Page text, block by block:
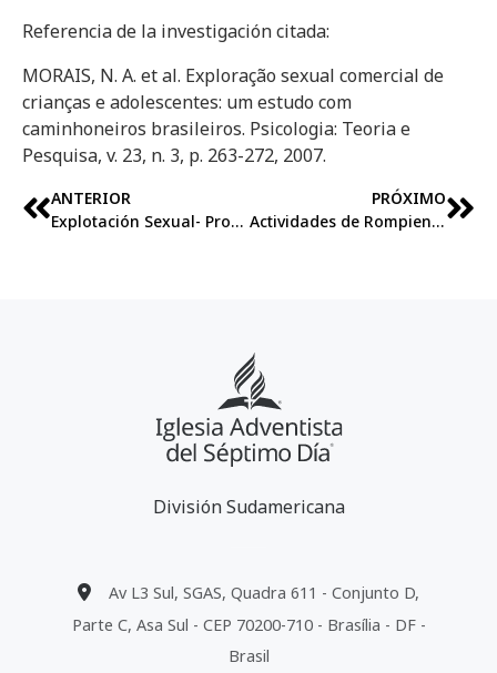
Referencia de la investigación citada:
MORAIS, N. A. et al. Exploração sexual comercial de
crianças e adolescentes: um estudo com
caminhoneiros brasileiros. Psicologia: Teoria e
Pesquisa, v. 23, n. 3, p. 263-272, 2007.
ANTERIOR
Explotación Sexual- Prof. Wiliane Marroni y periodista Felipe Lemos
PRÓXIMO
Actividades de Rompiendo el silencio en Perú, Paraguay, Bolivia y Argentina
División Sudamericana
Av L3 Sul, SGAS, Quadra 611 - Conjunto D,
Parte C, Asa Sul - CEP 70200-710 - Brasília - DF -
Brasil